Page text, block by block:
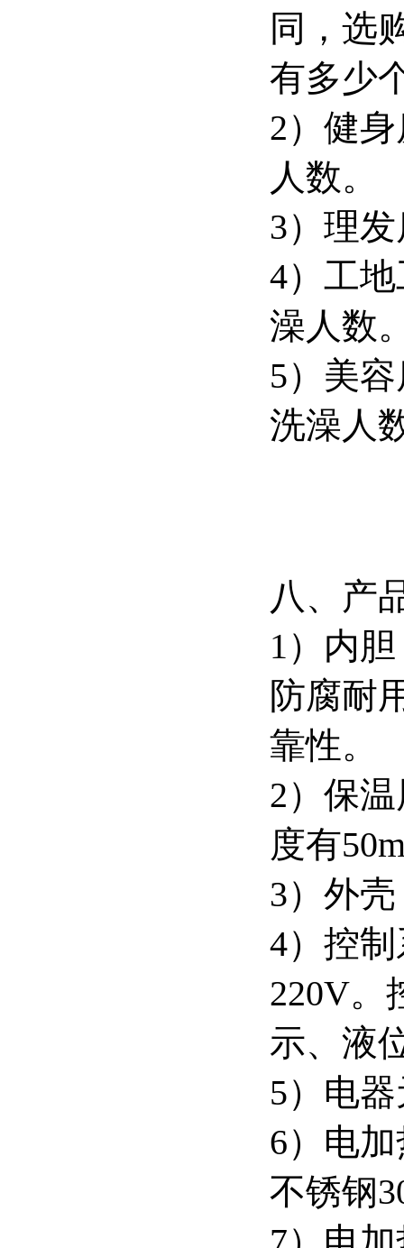
同，选
有多少
2）健
人数。
3）理
4）工
澡人数
5）美
洗澡人
八、产
1）内
防腐耐
靠性。
2）保
度有
3）外
4）控
220V。
示、液
5）电
6）电
不锈钢